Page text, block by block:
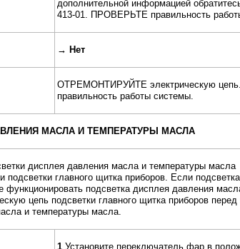
дополнительной информацией
413-01. ПРОВЕРЬТЕ правильность
→ Нет
ОТРЕМОНТИРУЙТЕ электрическую
правильность работы системы.
МАСЛА И ТЕМПЕРАТУРЫ МАСЛА
дисплея давления масла и температуры масла
подсветки главного щитка приборов. Если
подсветка дисплея давления
цепь подсветки главного щитка приборов перед
и температуры масла.
1 Установите переключатель фар в